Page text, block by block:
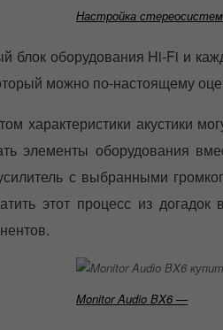
Настройка
блок оборудования Hi-Fi и
можно по-настоящему
характеристики акустики
элементы оборудования
с выбранными
этот процесс из
Monitor Audio BX6 —